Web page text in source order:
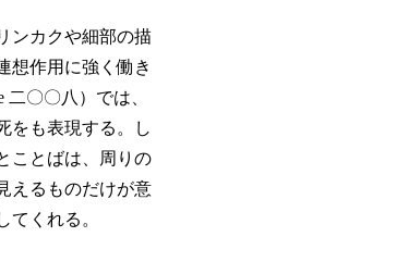
ンカクや細部の描
想作用に強く働き
〇〇八）では、
をも表現する。し
ことばは、周りの
えるものだけが意
くれる。